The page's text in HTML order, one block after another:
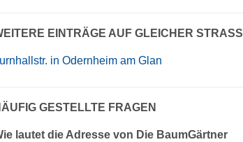
EINTRÄGE AUF GLEICHER STRASSE
in Odernheim am Glan
GESTELLTE FRAGEN
lautet die Adresse von Die BaumGärtner